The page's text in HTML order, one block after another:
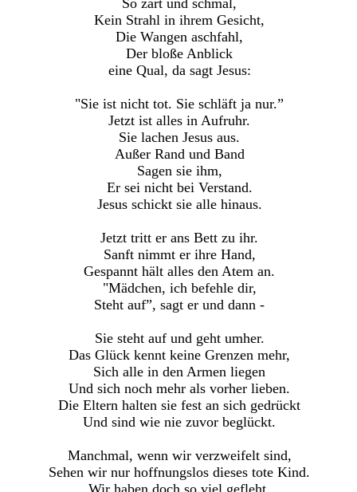
So zart und schmal,
Kein Strahl in ihrem Gesicht,
Die Wangen aschfahl,
Der bloße Anblick
eine Qual, da sagt Jesus:
"Sie ist nicht tot. Sie schläft ja nur.”
Jetzt ist alles in Aufruhr.
Sie lachen Jesus aus.
Außer Rand und Band
Sagen sie ihm,
Er sei nicht bei Verstand.
Jesus schickt sie alle hinaus.
Jetzt tritt er ans Bett zu ihr.
Sanft nimmt er ihre Hand,
Gespannt hält alles den Atem an.
"Mädchen, ich befehle dir,
Steht auf”, sagt er und dann -
Sie steht auf und geht umher.
Das Glück kennt keine Grenzen mehr,
Sich alle in den Armen liegen
Und sich noch mehr als vorher lieben.
Die Eltern halten sie fest an sich gedrückt
Und sind wie nie zuvor beglückt.
Manchmal, wenn wir verzweifelt sind,
Sehen wir nur hoffnungslos dieses tote Kind.
Wir haben doch so viel gefleht,